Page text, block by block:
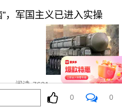
，军国主义已进入实操
阅读 7621 07-31
，7000吨粮船沉海底
0 0